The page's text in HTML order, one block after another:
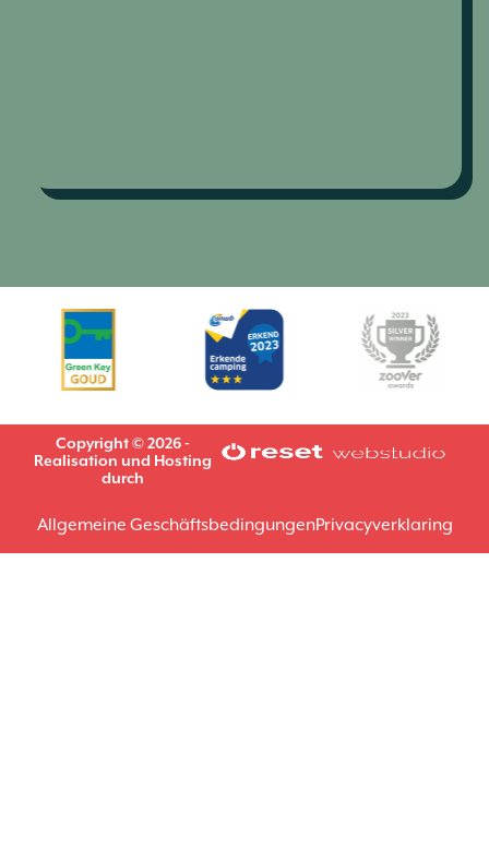
Copyright © 2026 -
Realisation und Hosting
durch
Allgemeine GeschäftsbedingungenPrivacyverklaring